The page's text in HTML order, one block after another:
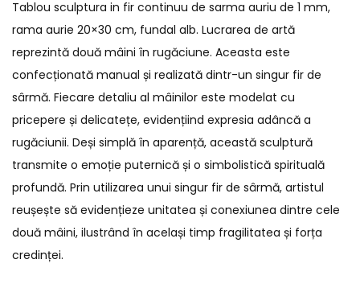
Tablou sculptura in fir continuu de sarma auriu de 1 mm,
rama aurie 20×30 cm, fundal alb. Lucrarea de artă
reprezintă două mâini în rugăciune. Aceasta este
confecționată manual și realizată dintr-un singur fir de
sârmă. Fiecare detaliu al mâinilor este modelat cu
pricepere și delicatețe, evidențiind expresia adâncă a
rugăciunii. Deși simplă în aparență, această sculptură
transmite o emoție puternică și o simbolistică spirituală
profundă. Prin utilizarea unui singur fir de sârmă, artistul
reușește să evidențieze unitatea și conexiunea dintre cele
două mâini, ilustrând în același timp fragilitatea și forța
credinței.